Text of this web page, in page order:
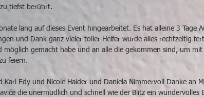
tiefst berührt.
lang auf dieses Event hingearbeitet. Es hat alleine 3 Tage
und Dank ganz vieler toller Helfer wurde alles rechtzeitig
möglich gemacht habe und an alle die gekommen sind, um mit
feiern.
Karl Edy und Nicole Haider und Daniela Nimmervoll Danke an
die unermüdlich und schnell wie der Blitz ein wundervolles